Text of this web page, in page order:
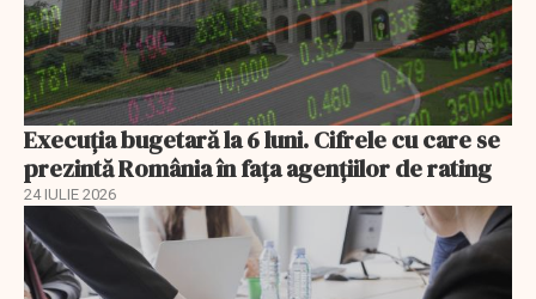
Execuția bugetară la 6 luni. Cifrele cu care se
prezintă România în faţa agenţiilor de rating
24 IULIE 2026